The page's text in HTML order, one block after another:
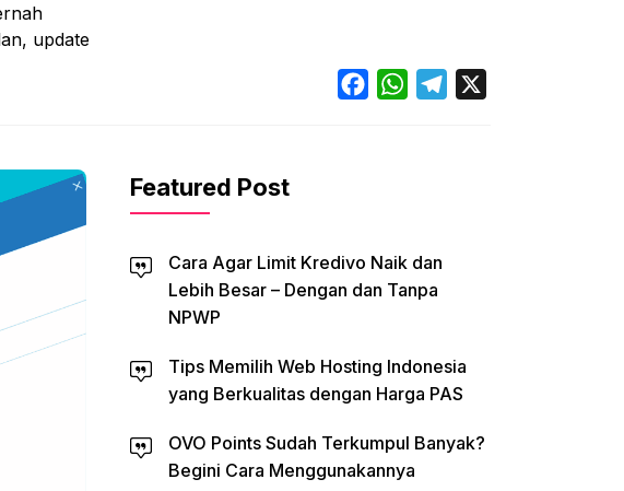
update
FacebookWhatsAppTelegram
Featured Post
Cara Agar Limit Kredivo Naik dan
Lebih Besar – Dengan dan Tanpa
NPWP
Tips Memilih Web Hosting Indonesia
yang Berkualitas dengan Harga PAS
OVO Points Sudah Terkumpul Banyak?
Begini Cara Menggunakannya